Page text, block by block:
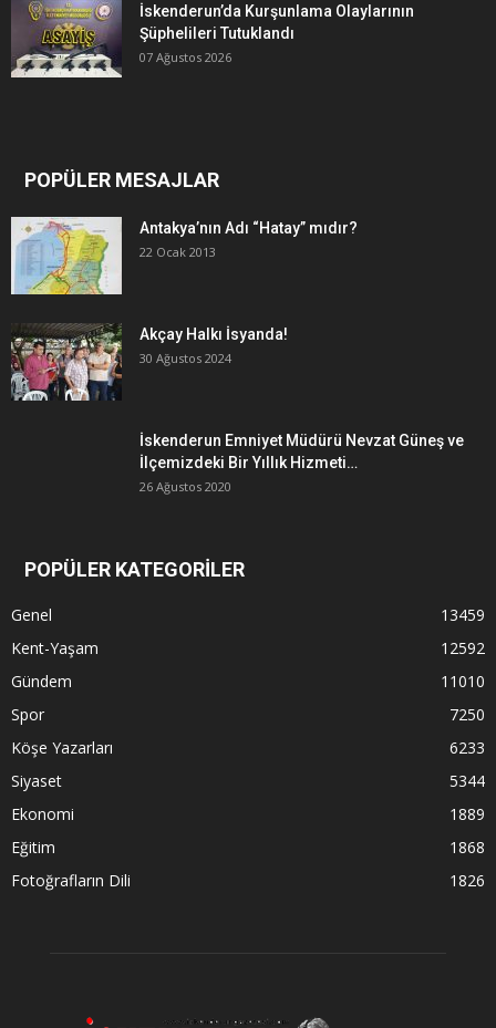
İskenderun’da Kurşunlama Olaylarının
Şüphelileri Tutuklandı
07 Ağustos 2026
POPÜLER MESAJLAR
Antakya’nın Adı “Hatay” mıdır?
22 Ocak 2013
Akçay Halkı İsyanda!
30 Ağustos 2024
İskenderun Emniyet Müdürü Nevzat Güneş ve
İlçemizdeki Bir Yıllık Hizmeti…
26 Ağustos 2020
POPÜLER KATEGORİLER
Genel
13459
Kent-Yaşam
12592
Gündem
11010
Spor
7250
Köşe Yazarları
6233
Siyaset
5344
Ekonomi
1889
Eğitim
1868
Fotoğrafların Dili
1826